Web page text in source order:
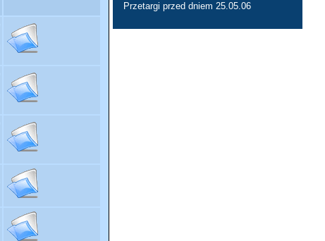
Przetargi przed dniem 25.05.06